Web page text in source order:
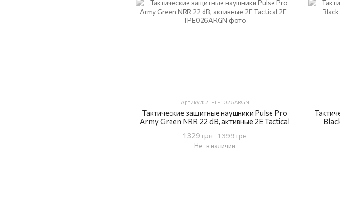
Артикул: 2E-TPE026ARGN
Тактические защитные наушники Pulse Pro
Army Green NRR 22 dB, активные 2E Tactical
1 399 грн
1 329 грн
Нет в наличии